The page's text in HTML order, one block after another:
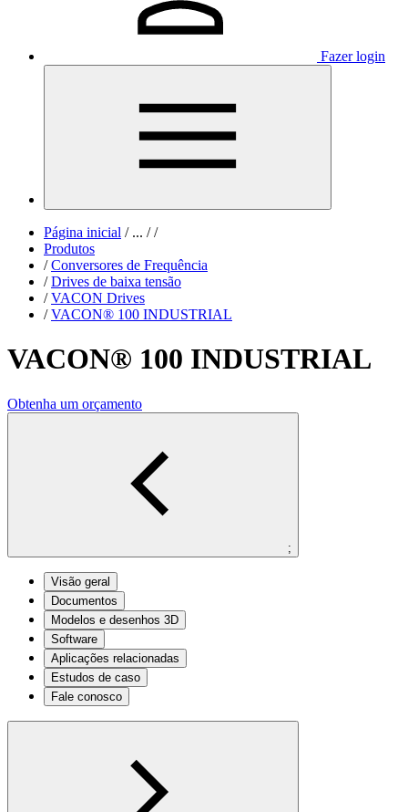
Fazer login
Página inicial /... / /
Produtos
/ Conversores de Frequência
/ Drives de baixa tensão
/ VACON Drives
/ VACON® 100 INDUSTRIAL
VACON® 100 INDUSTRIAL
Obtenha um orçamento
;
Visão geral
Documentos
Modelos e desenhos 3D
Software
Aplicações relacionadas
Estudos de caso
Fale conosco